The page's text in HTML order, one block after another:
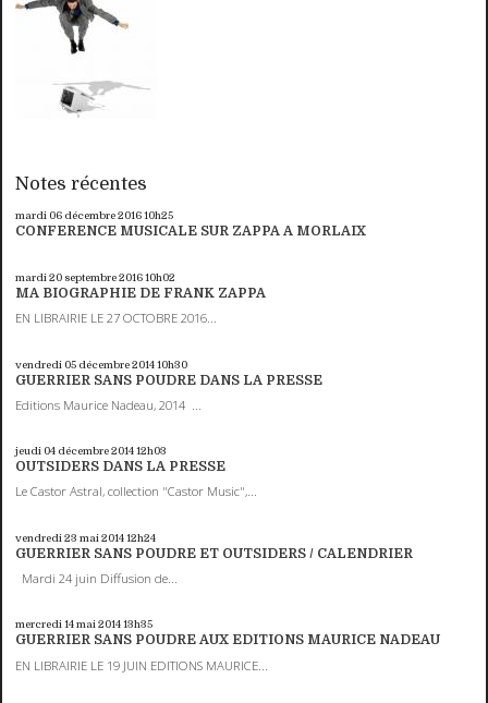
Notes récentes
mardi 06 décembre 201610h25
CONFERENCE MUSICALE SUR ZAPPA A MORLAIX
mardi 20 septembre 201610h02
MA BIOGRAPHIE DE FRANK ZAPPA
EN LIBRAIRIE LE 27 OCTOBRE 2016...
vendredi 05 décembre 201410h30
GUERRIER SANS POUDRE DANS LA PRESSE
Editions Maurice Nadeau, 2014 ...
jeudi 04 décembre 201412h03
OUTSIDERS DANS LA PRESSE
Le Castor Astral, collection "Castor Music",...
vendredi 23 mai 201412h24
GUERRIER SANS POUDRE ET OUTSIDERS / CALENDRIER
Mardi 24 juin Diffusion de...
mercredi 14mai 201413h35
GUERRIER SANS POUDRE AUX EDITIONS MAURICE NADEAU
EN LIBRAIRIE LE 19 JUIN EDITIONS MAURICE...